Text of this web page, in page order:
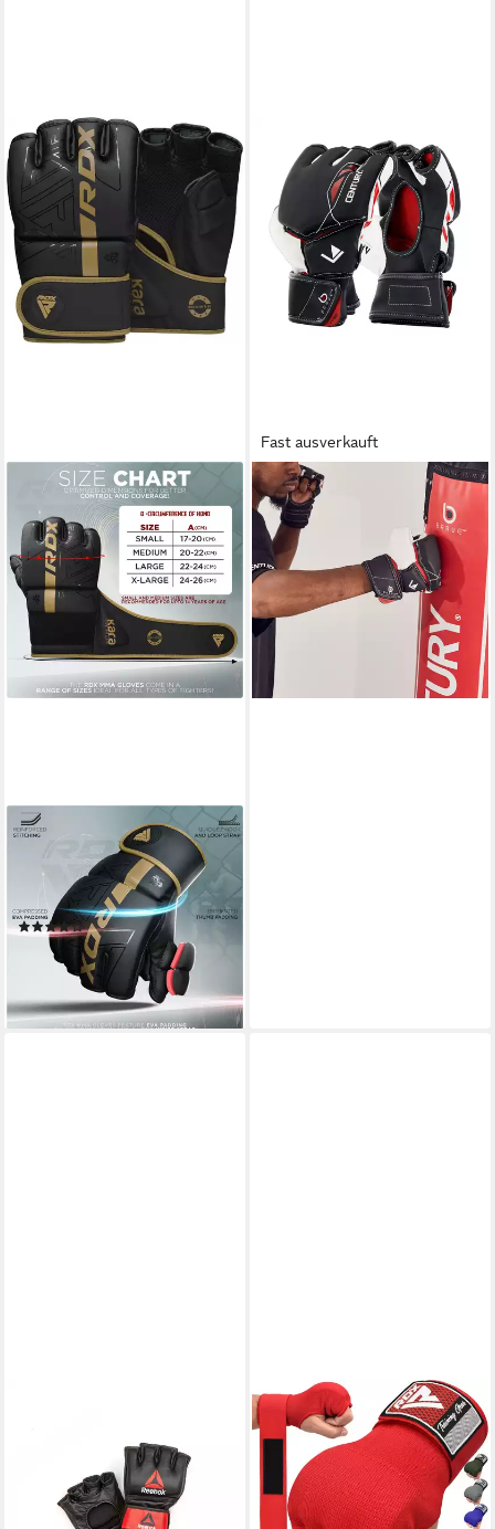
RDX SPORTS
MMA-Handschuhe RDX MMA
Handschuhe, MMA gloves
Training, Sparring Grappling
(3)
32,99 €
lieferbar - in 3-4 Werktagen bei dir
Fast ausverkauft
CENTURY MARTIAL ARTS
MMA-Handschuhe CENTURY
Brave MMA Handschuhe –
Unisex Trainingshandschuhe,
AFC, Nylon
54,99 €
lieferbar - in 5-6 Werktagen bei dir